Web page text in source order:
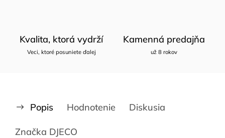
Kvalita, ktorá vydrží
Veci, ktoré posuniete ďalej
Kamenná predajňa
už 8 rokov
Popis Hodnotenie Diskusia
Značka DJECO